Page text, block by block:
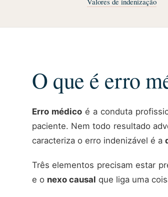
O que é erro
Erro médicoé a conduta
paciente. Nem todo resultado
caracteriza o erro indenizável é a
Três elementos precisam estar
e o nexo causal que liga uma